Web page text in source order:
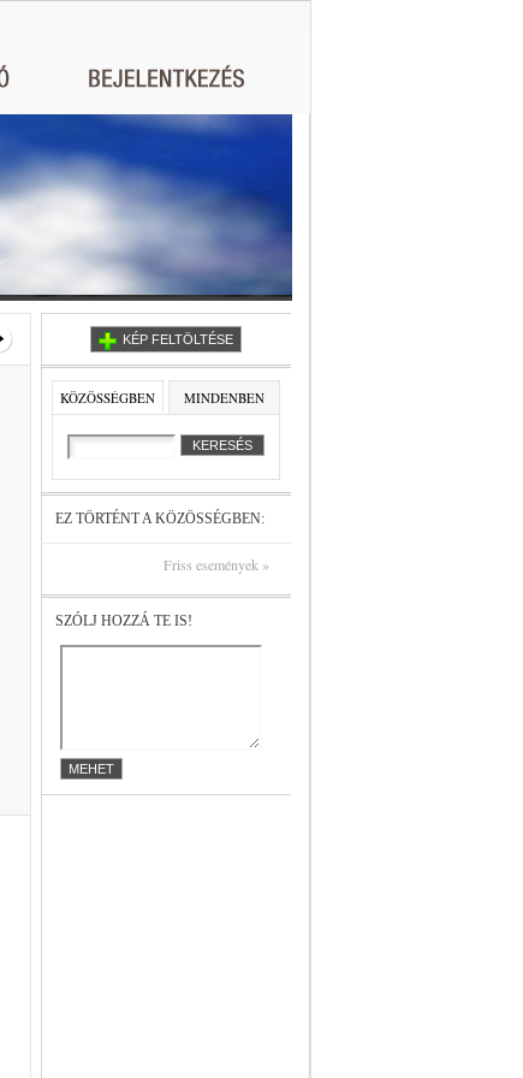
KÉP FELTÖLTÉSE
KÖZÖSSÉGBEN MINDENBEN
EZ TÖRTÉNT A KÖZÖSSÉGBEN:
Friss események »
SZÓLJ HOZZÁ TE IS!